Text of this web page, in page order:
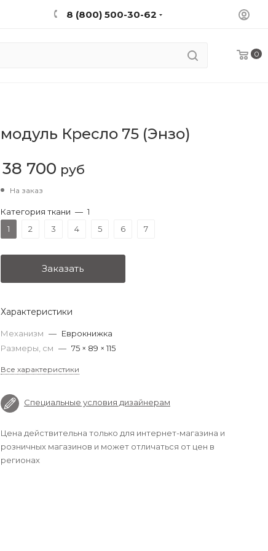
8 (800) 500-30-62
0
модуль Кресло 75 (Энзо)
38 700 руб
На заказ
Категория ткани — 1
1
2 3 4 5 6 7
Заказать
Характеристики
Механизм — Еврокнижка
Размеры, см — 75 × 89 × 115
Все характеристики
Специальные условия дизайнерам
Цена действительна только для интернет-магазина и
розничных магазинов и может отличаться от цен в
регионах